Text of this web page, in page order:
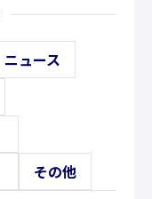
ニュース
その他